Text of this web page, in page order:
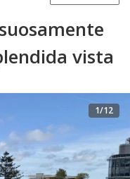
vista
1/12